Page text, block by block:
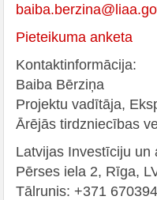
Pieteikuma anketa
Kontaktinformācija:
Baiba Bērziņa
Projektu vadītāja,
Ārējās tirdzniecības
Latvijas Investīciju un
Pērses iela 2, Rīga,
Tālrunis: +371